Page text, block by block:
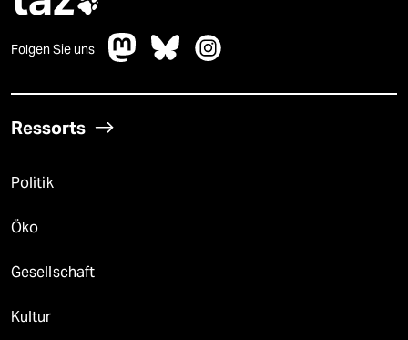
Folgen Sie uns
Ressorts
Politik
Öko
Gesellschaft
Kultur